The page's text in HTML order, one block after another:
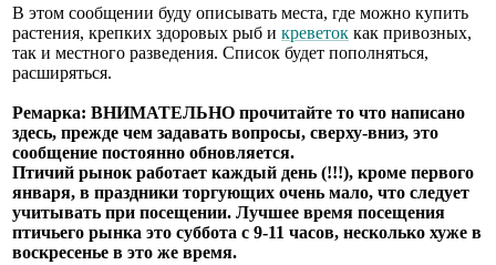
В этом сообщении буду описывать места, где можно купить
растения, крепких здоровых рыб и креветок как привозных,
так и местного разведения. Список будет пополняться,
расширяться.
Ремарка: ВНИМАТЕЛЬНО прочитайте то что написано
здесь, прежде чем задавать вопросы, сверху-вниз, это
сообщение постоянно обновляется.
Птичий рынок работает каждый день (!!!), кроме первого
января, в праздники торгующих очень мало, что следует
учитывать при посещении. Лучшее время посещения
птичьего рынка это суббота с 9-11 часов, несколько хуже в
воскресенье в это же время.